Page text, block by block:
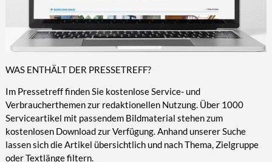
WAS ENTHÄLT DER PRESSETREFF?
Im Pressetreff finden Sie kostenlose Service- und
Verbraucherthemen zur redaktionellen Nutzung. Über 1000
Serviceartikel mit passendem Bildmaterial stehen zum
kostenlosen Download zur Verfügung. Anhand unserer Suche
lassen sich die Artikel übersichtlich und nach Thema, Zielgruppe
oder Textlänge filtern.